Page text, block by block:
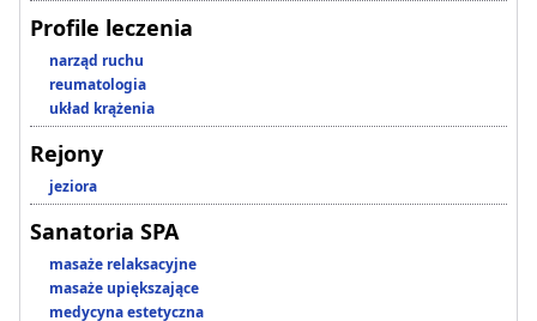
Profile leczenia
narząd ruchu
reumatologia
układ krążenia
Rejony
jeziora
Sanatoria SPA
masaże relaksacyjne
masaże upiększające
medycyna estetyczna